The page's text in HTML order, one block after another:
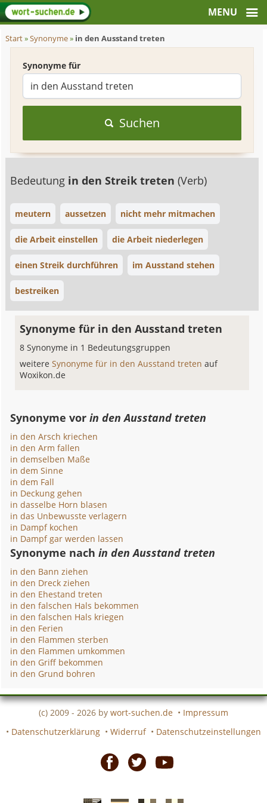
Start»Synonyme» in den Ausstand treten
Synonyme für
Suchen
Bedeutung in den Streik treten(Verb)
meutern aussetzen nicht mehr mitmachen
die Arbeit einstellen die Arbeit niederlegen
einen Streik durchführen im Ausstand stehen
bestreiken
Synonyme für in den Ausstand treten
8 Synonyme in 1 Bedeutungsgruppen
weitereSynonyme für in den Ausstand tretenauf
Woxikon.de
Synonyme vorin den Ausstand treten
in den Arsch kriechen
in den Arm fallen
in demselben Maße
in dem Sinne
in dem Fall
in Deckung gehen
in dasselbe Horn blasen
in das Unbewusste verlagern
in Dampf kochen
in Dampf gar werden lassen
Synonyme nachin den Ausstand treten
in den Bann ziehen
in den Dreck ziehen
in den Ehestand treten
in den falschen Hals bekommen
in den falschen Hals kriegen
in den Ferien
in den Flammen sterben
in den Flammen umkommen
in den Griff bekommen
in den Grund bohren
(c) 2009 - 2026 by wort-suchen.de • Impressum
• Datenschutzerklärung • Widerruf • Datenschutzeinstellungen